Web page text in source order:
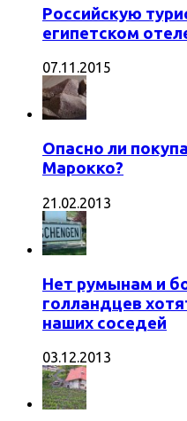
Российскую
египетском
07.11.2015
Опасно ли
Марокко?
21.02.2013
Нет румынам и
голландцев
наших соседей
03.12.2013